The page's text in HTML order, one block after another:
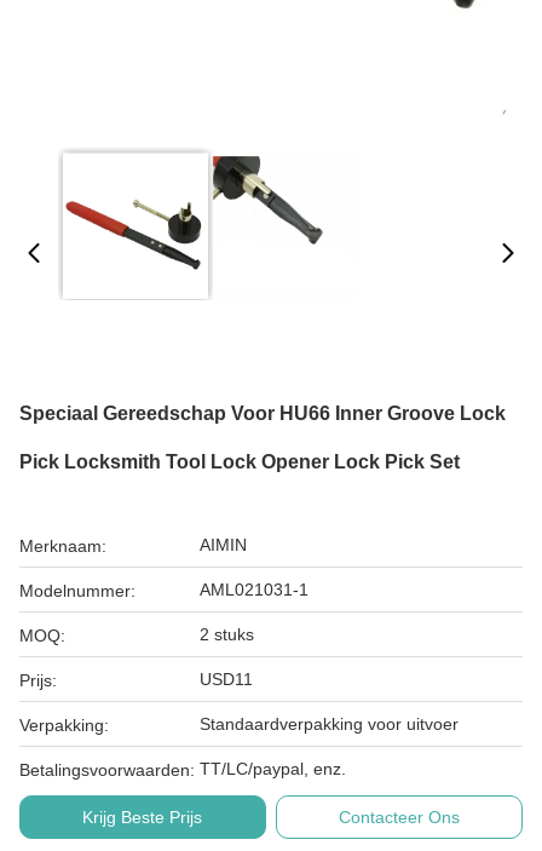
Speciaal Gereedschap Voor HU66 Inner Groove Lock
Pick Locksmith Tool Lock Opener Lock Pick Set
Merknaam: AIMIN
Modelnummer: AML021031-1
MOQ: 2 stuks
Prijs: USD11
Verpakking: Standaardverpakking voor uitvoer
Betalingsvoorwaarden: TT/LC/paypal, enz.
Krijg Beste Prijs Contacteer Ons